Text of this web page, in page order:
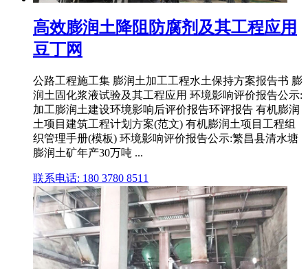
高效膨润土降阻防腐剂及其工程应用
豆丁网
公路工程施工集 膨润土加工工程水土保持方案报告书 膨
润土固化浆液试验及其工程应用 环境影响评价报告公示:
加工膨润土建设环境影响后评价报告环评报告 有机膨润
土项目建筑工程计划方案(范文) 有机膨润土项目工程组
织管理手册(模板) 环境影响评价报告公示:繁昌县清水塘
膨润土矿年产30万吨 ...
联系电话: 180 3780 8511